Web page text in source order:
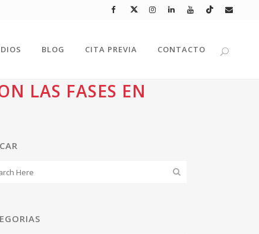
BLOG CITA PREVIA CONTACTO
LAS FASES EN